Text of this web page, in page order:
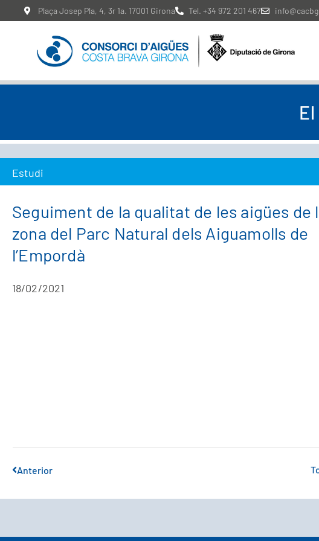
Plaça Josep Pla, 4, 3r 1a. 17001 Girona Tel. +34 972 201 467
Estudi
Seguiment de la qualitat de les aigües de
zona del Parc Natural dels Aiguamolls de
l’Empordà
18/02/2021
Anterior